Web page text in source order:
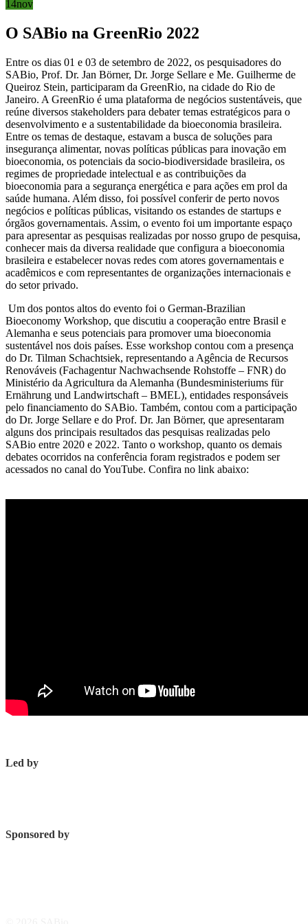
14nov
O SABio na GreenRio 2022
Entre os dias 01 e 03 de setembro de 2022, os pesquisadores do
SABio, Prof. Dr. Jan Börner, Dr. Jorge Sellare e Me. Guilherme de
Queiroz Stein, participaram da GreenRio, na cidade do Rio de
Janeiro. A GreenRio é uma plataforma de negócios sustentáveis, que
reúne diversos stakeholders para debater temas estratégicos para o
desenvolvimento e a sustentabilidade da bioeconomia brasileira.
Entre os temas de destaque, estavam a busca de soluções para
insegurança alimentar, novas políticas públicas para inovação em
bioeconomia, os potenciais da socio-biodiversidade brasileira, os
regimes de propriedade intelectual e as contribuições da
bioeconomia para a segurança energética e para ações em prol da
saúde humana. Além disso, foi possível conferir de perto novos
negócios e políticas públicas, visitando os estandes de startups e
órgãos governamentais. Assim, o evento foi um importante espaço
para apresentar as pesquisas realizadas por nosso grupo de pesquisa,
conhecer mais da diversa realidade que configura a bioeconomia
brasileira e estabelecer novas redes com atores governamentais e
acadêmicos e com representantes de organizações internacionais e
do setor privado.
Um dos pontos altos do evento foi o German-Brazilian
Bioeconomy Workshop, que discutiu a cooperação entre Brasil e
Alemanha e seus potenciais para promover uma bioeconomia
sustentável nos dois países. Esse workshop contou com a presença
do Dr. Tilman Schachtsiek, representando a Agência de Recursos
Renováveis (Fachagentur Nachwachsende Rohstoffe – FNR) do
Ministério da Agricultura da Alemanha (Bundesministeriums für
Ernährung und Landwirtschaft – BMEL), entidades responsáveis
pelo financiamento do SABio. Também, contou com a participação
do Dr. Jorge Sellare e do Prof. Dr. Jan Börner, que apresentaram
alguns dos principais resultados das pesquisas realizadas pelo
SABio entre 2020 e 2022. Tanto o workshop, quanto os demais
debates ocorridos na conferência foram registrados e podem ser
acessados no canal do YouTube. Confira no link abaixo:
Led by
Sponsored by